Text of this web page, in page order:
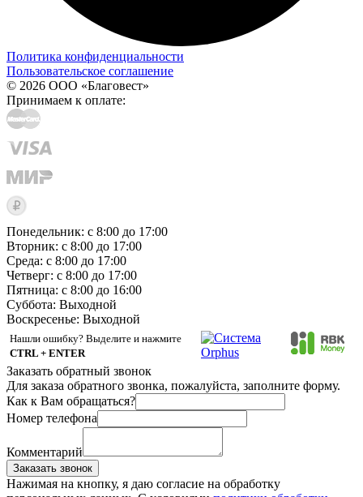
Политика конфиденциальности
Пользовательское соглашение
© 2026 ООО «Благовест»
Принимаем к оплате:
Понедельник: с 8:00 до 17:00
Вторник: с 8:00 до 17:00
Среда: с 8:00 до 17:00
Четверг: с 8:00 до 17:00
Пятница: с 8:00 до 16:00
Суббота: Выходной
Воскресенье: Выходной
Нашли ошибку? Выделите и нажмите
CTRL + ENTER
Заказать обратный звонок
Для заказа обратного звонка, пожалуйста, заполните форму.
Как к Вам обращаться?
Номер телефона
Комментарий
Заказать звонок
Нажимая на кнопку, я даю согласие на обработку